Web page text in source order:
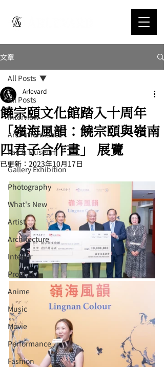
文章
All Posts
Interview
Art Performance
Fair & Museum
Gallery Exhibition
Photography
What's New
Artist
Architecture
Interior
⁠⁠Product
Anime
Music
⁠⁠Movie
⁠⁠Performance
⁠Fashion
All Posts
饒宗頤文化館踏入十周年
「嶺海風韻：饒宗頤與嶺南
四君子合作畫」 展覽
Arlevard
已更新： 2023年10月17日